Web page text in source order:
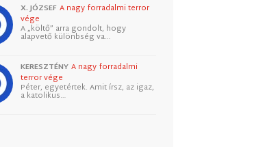
X. JÓZSEF A nagy forradalmi terror
vége
A „költő” arra gondolt, hogy
alapvető különbség va…
KERESZTÉNY A nagy forradalmi
terror vége
Péter, egyetértek. Amit írsz, az igaz,
a katolikus…